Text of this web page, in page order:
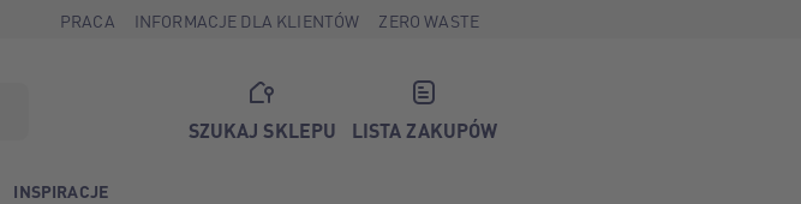
PRACA INFORMACJE DLA KLIENTÓW ZERO WASTE
SZUKAJ SKLEPU LISTA ZAKUPÓW
INSPIRACJE